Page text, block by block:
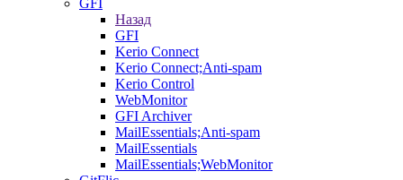
GFI
Назад
GFI
Kerio Connect
Kerio Connect;Anti-spam
Kerio Control
WebMonitor
GFI Archiver
MailEssentials;Anti-spam
MailEssentials
MailEssentials;WebMonitor